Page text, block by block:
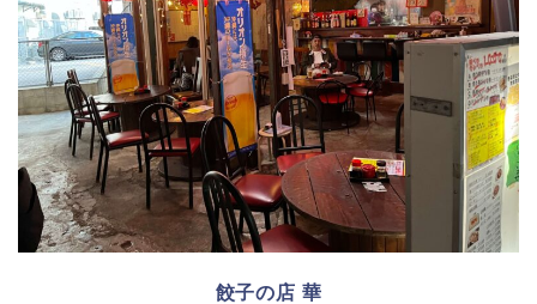
餃子の店 華